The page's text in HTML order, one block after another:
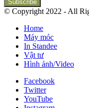
© Copyright 2022 - All
Home
Máy móc
In Standee
Vật tư
Hình ảnh/Video
Facebook
Twitter
YouTube